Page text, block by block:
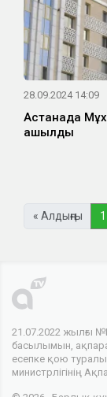
28.09.2024 14:09
Астанада
ашылды
« Алдыңғы 1
21.07.2022 жылғы
басылымын,
есепке қою туралы
министрлігінің